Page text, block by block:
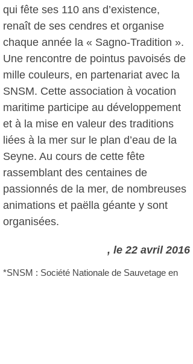
qui fête ses 110 ans d’existence,
renaît de ses cendres et organise
chaque année la « Sagno-Tradition ».
Une rencontre de pointus pavoisés de
mille couleurs, en partenariat avec la
SNSM. Cette association à vocation
maritime participe au développement
et à la mise en valeur des traditions
liées à la mer sur le plan d’eau de la
Seyne. Au cours de cette fête
rassemblant des centaines de
passionnés de la mer, de nombreuses
animations et paëlla géante y sont
organisées.
, le 22 avril 2016
*SNSM : Société Nationale de Sauvetage en